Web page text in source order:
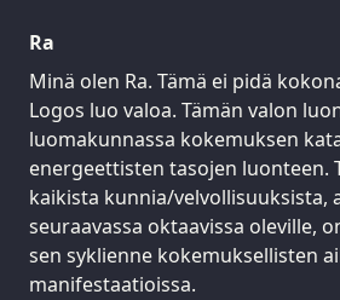
Ra
Minä olen Ra. Tämä ei pidä
Logos luo valoa. Tämän valon
luomakunnassa kokemuksen
energeettisten tasojen luonteen.
kaikista kunnia/velvollisuuksista,
seuraavassa oktaavissa oleville,
sen syklienne kokemuksellisten
manifestaatioissa.